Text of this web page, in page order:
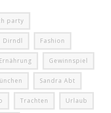
party
Dirndl Fashion
Gewinnspiel
Sandra Abt
Trachten Urlaub